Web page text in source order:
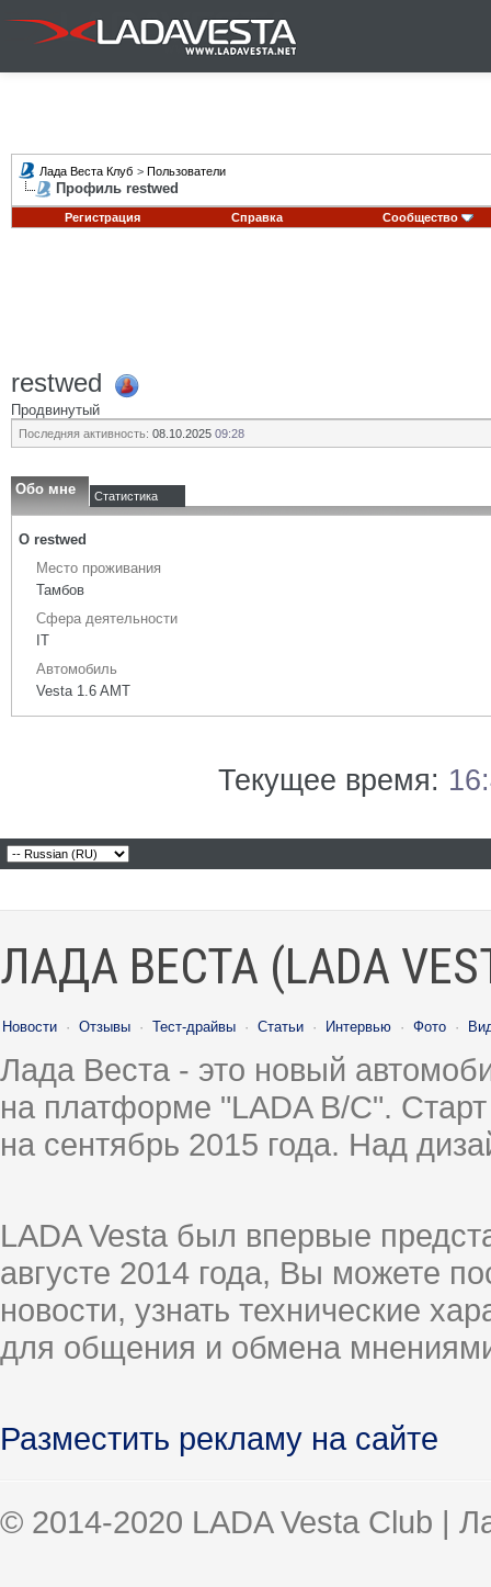
Лада Веста Клуб > Пользователи
Профиль restwed
Регистрация Справка Сообщество
restwed
Продвинутый
Последняя активность: 08.10.2025 09:28
Обо мне Статистика
О restwed
Место проживания
Тамбов
Сфера деятельности
IT
Автомобиль
Vesta 1.6 AMT
Текущее время:
ЛАДА ВЕСТА (LADA
Новости · Отзывы · Тест-драйвы · Статьи · Интервью · Фото ·
Лада Веста - это новый
на платформе "LADA B/C".
на сентябрь 2015 года. Над
LADA Vesta был впервые
августе 2014 года, Вы можете
новости, узнать технические
для общения и обмена
Разместить рекламу на сайте
© 2014-2020 LADA Vesta Club |